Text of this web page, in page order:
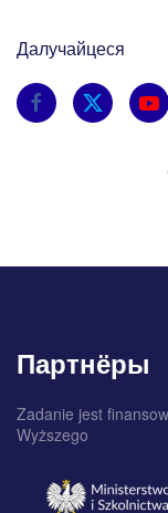
Далучайцеся
Партнёры
Zadanie jest
Wyższego